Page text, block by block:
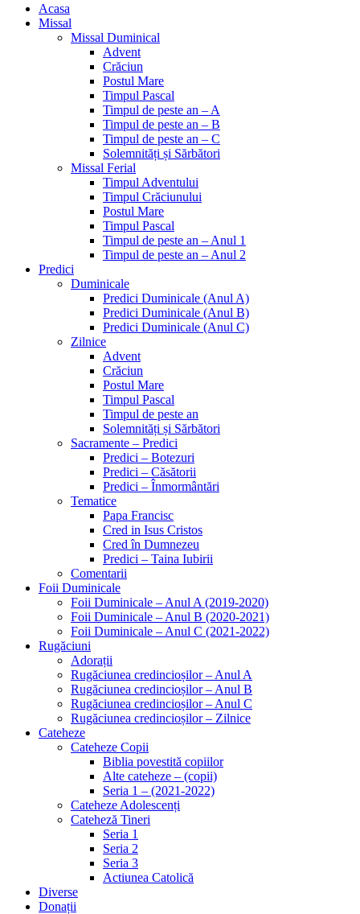
Acasa
Missal
Missal Duminical
Advent
Crăciun
Postul Mare
Timpul Pascal
Timpul de peste an – A
Timpul de peste an – B
Timpul de peste an – C
Solemnități și Sărbători
Missal Ferial
Timpul Adventului
Timpul Crăciunului
Postul Mare
Timpul Pascal
Timpul de peste an – Anul 1
Timpul de peste an – Anul 2
Predici
Duminicale
Predici Duminicale (Anul A)
Predici Duminicale (Anul B)
Predici Duminicale (Anul C)
Zilnice
Advent
Crăciun
Postul Mare
Timpul Pascal
Timpul de peste an
Solemnități și Sărbători
Sacramente – Predici
Predici – Botezuri
Predici – Căsătorii
Predici – Înmormântări
Tematice
Papa Francisc
Cred in Isus Cristos
Cred în Dumnezeu
Predici – Taina Iubirii
Comentarii
Foii Duminicale
Foii Duminicale – Anul A (2019-2020)
Foii Duminicale – Anul B (2020-2021)
Foii Duminicale – Anul C (2021-2022)
Rugăciuni
Adorații
Rugăciunea credincioșilor – Anul A
Rugăciunea credincioșilor – Anul B
Rugăciunea credincioșilor – Anul C
Rugăciunea credincioșilor – Zilnice
Cateheze
Cateheze Copii
Biblia povestită copiilor
Alte cateheze – (copii)
Seria 1 – (2021-2022)
Cateheze Adolescenți
Cateheză Tineri
Seria 1
Seria 2
Seria 3
Actiunea Catolică
Diverse
Donații